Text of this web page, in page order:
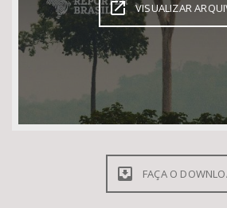
Área Protegida
VISUALIZAR
FAÇA O